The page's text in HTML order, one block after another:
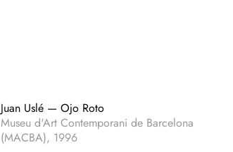
Juan Uslé — Ojo Roto
Museu d'Art Contemporani de Barcelona
(MACBA), 1996